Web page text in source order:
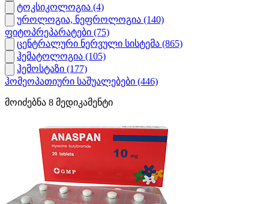
ტოკსიკოლოგია (4)
უროლოგია, ნეფროლოგია (140)
ფიტოპრეპარატები (75)
ცენტრალური ნერვული სისტემა (865)
ჰემატოლოგია (105)
ჰემოსტაზი (177)
ჰომეოპათიური საშუალებები (446)
მოიძებნა 8 მედიკამენტი